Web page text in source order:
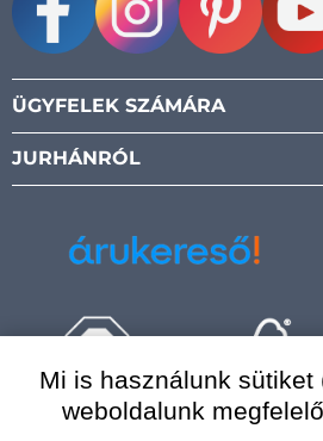
ÜGYFELEK SZÁMÁRA
JURHÁNRÓL
Mi is használunk sütiket
weboldalunk